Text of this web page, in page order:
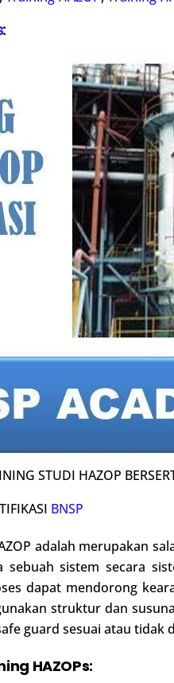
:
STUDI HAZOP
BNSP
adalah merupakan
sistem secara
dapat mendorong
struktur dan
guard sesuai atau tidak
HAZOPs: